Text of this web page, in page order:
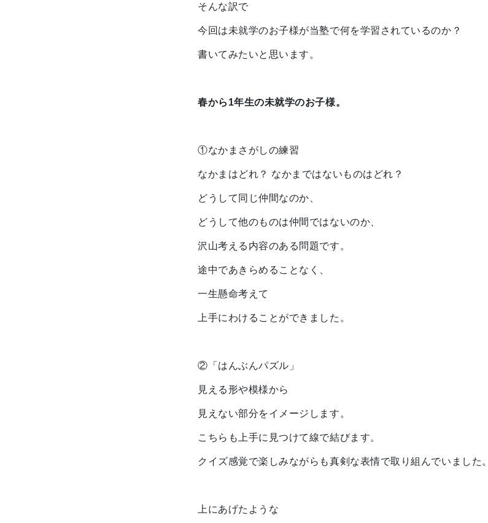
そんな訳で
今回は未就学のお子様が当塾で何を学習されているのか？
書いてみたいと思います。
春から1年生の未就学のお子様。
①なかまさがしの練習
なかまはどれ？ なかまではないものはどれ？
どうして同じ仲間なのか、
どうして他のものは仲間ではないのか、
沢山考える内容のある問題です。
途中であきらめることなく、
一生懸命考えて
上手にわけることができました。
②「はんぶんパズル」
見える形や模様から
見えない部分をイメージします。
こちらも上手に見つけて線で結びます。
クイズ感覚で楽しみながらも真剣な表情で取り組んでいました。
上にあげたような